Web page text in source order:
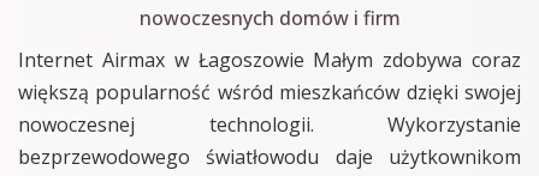
nowoczesnych domów i firm
Internet Airmax w Łagoszowie Małym zdobywa coraz
większą popularność wśród mieszkańców dzięki swojej
nowoczesnej technologii. Wykorzystanie
bezprzewodowego światłowodu daje użytkownikom